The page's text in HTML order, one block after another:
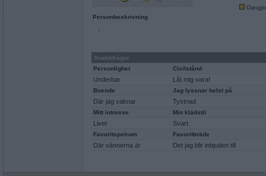
Personbeskrivning
-
Snabbfrågor
Personlighet
Civilstånd
Underbar Låt mig vara!
Boende Jag lyssnar helst på
Där jag vaknar Tystnad
Mitt intresse Min klädstil
Livet Svart
Favoritspelrum Favoritbräde
Där vännerna är Det jag blir inbjuden till